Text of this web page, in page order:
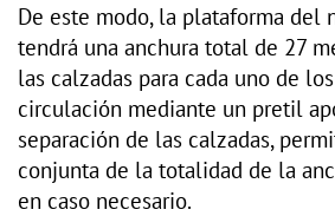
De este modo, la plataforma del
tendrá una anchura total de 27
las calzadas para cada uno de
circulación mediante un pretil
separación de las calzadas,
conjunta de la totalidad de la
en caso necesario.